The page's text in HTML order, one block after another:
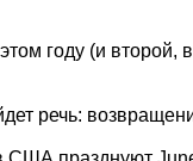
году (и
речь: